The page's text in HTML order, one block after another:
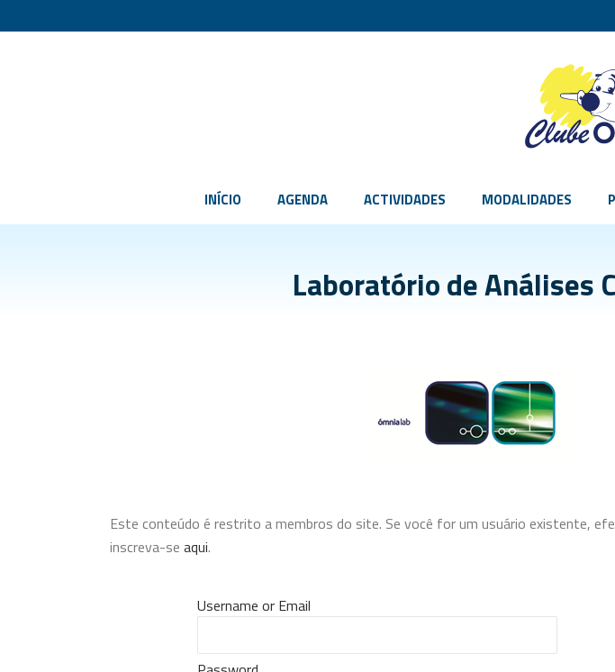
INÍCIO AGENDA ACTIVIDADES MODALIDADES
Laboratório de Análises
Este conteúdo é restrito a membros do site. Se você for um usuário existente,
inscreva-se aqui.
Username or Email